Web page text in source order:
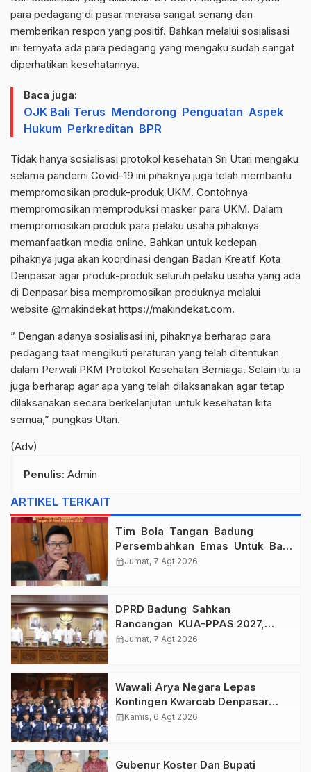
para pedagang di pasar merasa sangat senang dan
memberikan respon yang positif. Bahkan melalui sosialisasi
ini ternyata ada para pedagang yang mengaku sudah sangat
diperhatikan kesehatannya.
Baca juga:
OJK Bali Terus Mendorong Penguatan Aspek
Hukum Perkreditan BPR
Tidak hanya sosialisasi protokol kesehatan Sri Utari mengaku
selama pandemi Covid-19 ini pihaknya juga telah membantu
mempromosikan produk-produk UKM. Contohnya
mempromosikan memproduksi masker para UKM. Dalam
mempromosikan produk para pelaku usaha pihaknya
memanfaatkan media online. Bahkan untuk kedepan
pihaknya juga akan koordinasi dengan Badan Kreatif Kota
Denpasar agar produk-produk seluruh pelaku usaha yang ada
di Denpasar bisa mempromosikan produknya melalui
website @makindekat https://makindekat.com.
” Dengan adanya sosialisasi ini, pihaknya berharap para
pedagang taat mengikuti peraturan yang telah ditentukan
dalam Perwali PKM Protokol Kesehatan Berniaga. Selain itu ia
juga berharap agar apa yang telah dilaksanakan agar tetap
dilaksanakan secara berkelanjutan untuk kesehatan kita
semua,” pungkas Utari.
(Adv)
Penulis: Admin
ARTIKEL TERKAIT
Tim Bola Tangan Badung
Persembahkan Emas Untuk Bali
, Taklukkan Jawa Tengah Di
calendar_monthJumat, 7 Agt 2026
DPRD Badung Sahkan
Rancangan KUA-PPAS 2027,
Anggaran Tembus Lebih Dari
calendar_monthJumat, 7 Agt 2026
Wawali Arya Negara Lepas
Kontingen Kwarcab Denpasar
Menuju Jambore Nasional XII
calendar_monthKamis, 6 Agt 2026
Gubenur Koster Dan Bupati